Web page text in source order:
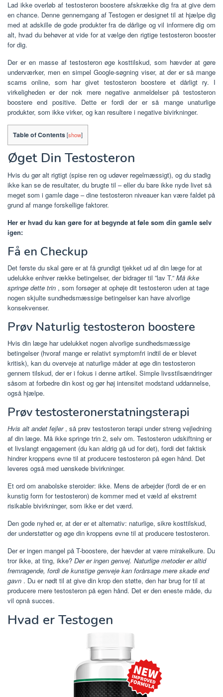
Lad ikke overløb af testosteron boostere afskrække dig fra at give dem
en chance. Denne gennemgang af Testogen er designet til at hjælpe dig
med at adskille de gode produkter fra de dårlige og vil informere dig om
alt, hvad du behøver at vide for at vælge den rigtige testosteron booster
for dig.
Der er en masse af testosteron øge kosttilskud, som hævder at gøre
underværker, men en simpel Google-søgning viser, at der er så mange
scams online, som har givet testosteron boostere et dårligt ry. I
virkeligheden er der nok mere negative anmeldelser på testosteron
boostere end positive. Dette er fordi der er så mange unaturlige
produkter, som ikke virker, og kan resultere i negative bivirkninger.
Table of Contents[show]
Øget Din Testosteron
Hvis du gør alt rigtigt (spise ren og udøver regelmæssigt), og du stadig
ikke kan se de resultater, du brugte til – eller du bare ikke nyde livet så
meget som i gamle dage – dine testosteron niveauer kan være faldet på
grund af mange forskellige faktorer.
Her er hvad du kan gøre for at begynde at føle som din gamle selv
igen:
Få en Checkup
Det første du skal gøre er at få grundigt tjekket ud af din læge for at
udelukke enhver række betingelser, der bidrager til ”lav T.” Må ikke
springe dette trin , som forsøger at ophøje dit testosteron uden at tage
nogen skjulte sundhedsmæssige betingelser kan have alvorlige
konsekvenser.
Prøv Naturlig testosteron boostere
Hvis din læge har udelukket nogen alvorlige sundhedsmæssige
betingelser (hvoraf mange er relativt symptomfri indtil de er blevet
kritisk), kan du overveje at naturlige måder at øge din testosteron
gennem tilskud, der er i fokus i denne artikel. Simple livsstilsændringer
såsom at forbedre din kost og gør høj intensitet modstand uddannelse,
også hjælpe.
Prøv testosteronerstatningsterapi
Hvis alt andet fejler, så prøv testosteron terapi under streng vejledning
af din læge. Må ikke springe trin 2, selv om. Testosteron udskiftning er
et livslangt engagement (du kan aldrig gå ud for det), fordi det faktisk
hindrer kroppens evne til at producere testosteron på egen hånd. Det
leveres også med uønskede bivirkninger.
Et ord om anabolske steroider: ikke. Mens de arbejder (fordi de er en
kunstig form for testosteron) de kommer med et væld af ekstremt
risikable bivirkninger, som ikke er det værd.
Den gode nyhed er, at der er et alternativ: naturlige, sikre kosttilskud,
der understøtter og øge din kroppens evne til at producere testosteron.
Der er ingen mangel på T-boostere, der hævder at være mirakelkure. Du
tror ikke, at ting, ikke? Der er ingen genvej. Naturlige metoder er altid
fremragende, fordi de kunstige genveje kan forårsage mere skade end
gavn . Du er nødt til at give din krop den støtte, den har brug for til at
producere mere testosteron på egen hånd. Det er den eneste måde, du
vil opnå succes.
Hvad er Testogen